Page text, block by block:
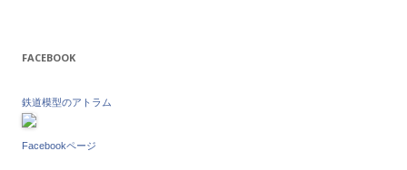
FACEBOOK
鉄道模型のアトラム
Facebookページ